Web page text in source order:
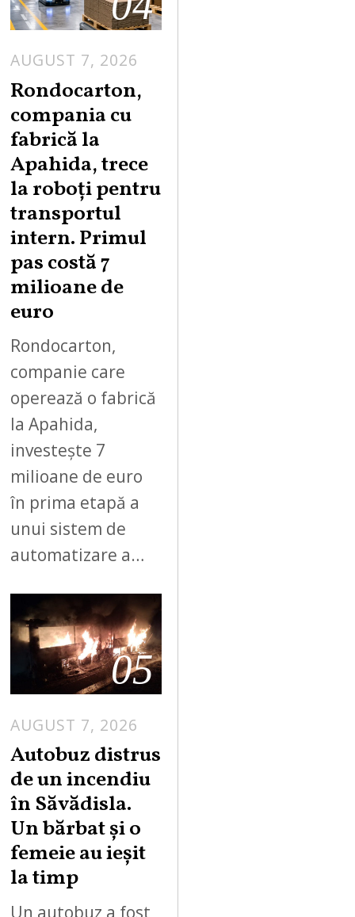
AUGUST 7, 2026
G
T
7
2
Rondocarton,
compania cu
fabrică la
Apahida, trece
la roboți pentru
transportul
intern. Primul
pas costă 7
milioane de
euro
Rondocarton,
companie care
operează o fabrică
la Apahida,
investește 7
milioane de euro
în prima etapă a
unui sistem de
automatizare a…
05
AUGUST 7, 2026
Autobuz distrus
de un incendiu
în Săvădisla.
Un bărbat și o
femeie au ieșit
la timp
Un autobuz a fost